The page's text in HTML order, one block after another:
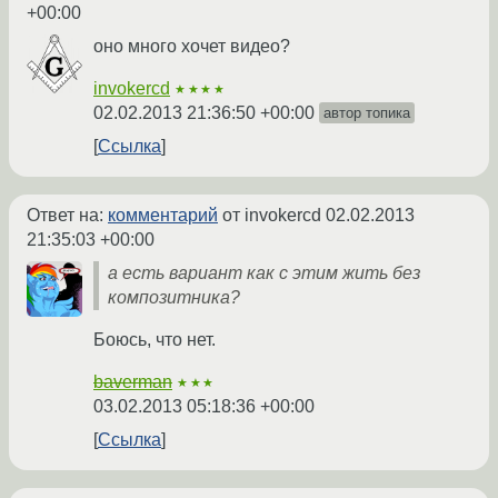
+00:00
оно много хочет видео?
invokercd ★★★★
02.02.2013 21:36:50 +00:00 автор топика
Ссылка
Ответ на: комментарий от invokercd 02.02.2013
21:35:03 +00:00
а есть вариант как с этим жить без
композитника?
Боюсь, что нет.
baverman ★★★
03.02.2013 05:18:36 +00:00
Ссылка